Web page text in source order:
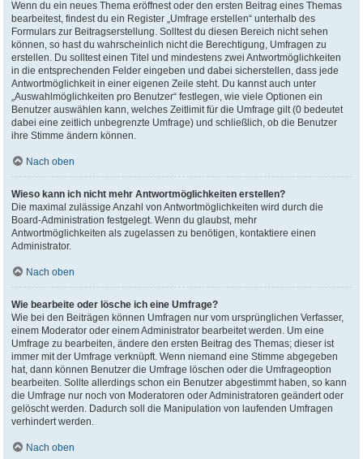
Wenn du ein neues Thema eröffnest oder den ersten Beitrag eines Themas
bearbeitest, findest du ein Register „Umfrage erstellen“ unterhalb des
Formulars zur Beitragserstellung. Solltest du diesen Bereich nicht sehen
können, so hast du wahrscheinlich nicht die Berechtigung, Umfragen zu
erstellen. Du solltest einen Titel und mindestens zwei Antwortmöglichkeiten
in die entsprechenden Felder eingeben und dabei sicherstellen, dass jede
Antwortmöglichkeit in einer eigenen Zeile steht. Du kannst auch unter
„Auswahlmöglichkeiten pro Benutzer“ festlegen, wie viele Optionen ein
Benutzer auswählen kann, welches Zeitlimit für die Umfrage gilt (0 bedeutet
dabei eine zeitlich unbegrenzte Umfrage) und schließlich, ob die Benutzer
ihre Stimme ändern können.
Nach oben
Wieso kann ich nicht mehr Antwortmöglichkeiten erstellen?
Die maximal zulässige Anzahl von Antwortmöglichkeiten wird durch die
Board-Administration festgelegt. Wenn du glaubst, mehr
Antwortmöglichkeiten als zugelassen zu benötigen, kontaktiere einen
Administrator.
Nach oben
Wie bearbeite oder lösche ich eine Umfrage?
Wie bei den Beiträgen können Umfragen nur vom ursprünglichen Verfasser,
einem Moderator oder einem Administrator bearbeitet werden. Um eine
Umfrage zu bearbeiten, ändere den ersten Beitrag des Themas; dieser ist
immer mit der Umfrage verknüpft. Wenn niemand eine Stimme abgegeben
hat, dann können Benutzer die Umfrage löschen oder die Umfrageoption
bearbeiten. Sollte allerdings schon ein Benutzer abgestimmt haben, so kann
die Umfrage nur noch von Moderatoren oder Administratoren geändert oder
gelöscht werden. Dadurch soll die Manipulation von laufenden Umfragen
verhindert werden.
Nach oben